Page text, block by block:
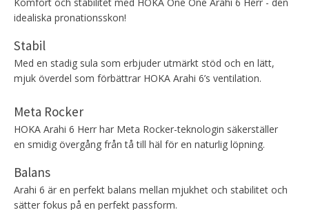
idealiska pronationsskon!
Stabil
Med en stadig sula som erbjuder utmärkt stöd och en lätt,
mjuk överdel som förbättrar HOKA Arahi 6’s ventilation.
Meta Rocker
HOKA Arahi 6 Herr har Meta Rocker-teknologin säkerställer
en smidig övergång från tå till häl för en naturlig löpning.
Balans
Arahi 6 är en perfekt balans mellan mjukhet och stabilitet och
sätter fokus på en perfekt passform.